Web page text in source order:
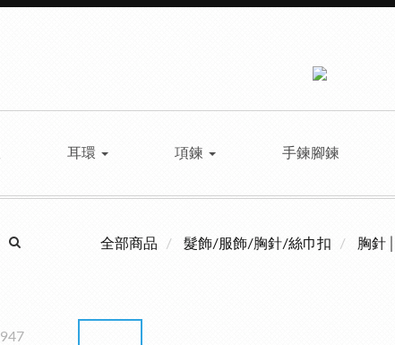
耳環 項鍊 手鍊腳鍊
947
全部商品 髮飾/服飾/胸針/絲巾扣 胸針